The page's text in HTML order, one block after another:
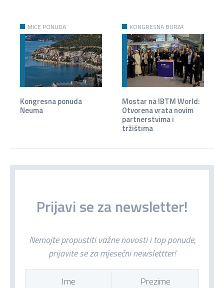
MICE PONUDA
Kongresna ponuda
Neuma
KONGRESNA BURZA
Mostar na IBTM World:
Otvorena vrata novim
partnerstvima i
tržištima
Prijavi se za newsletter!
Nemojte propustiti važne novosti i top ponude,
prijavite se za mjesečni newslettter!